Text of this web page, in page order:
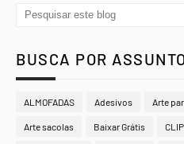
BUSCA POR
ALMOFADAS Adesivos Arte
Arte sacolas Baixar Grátis